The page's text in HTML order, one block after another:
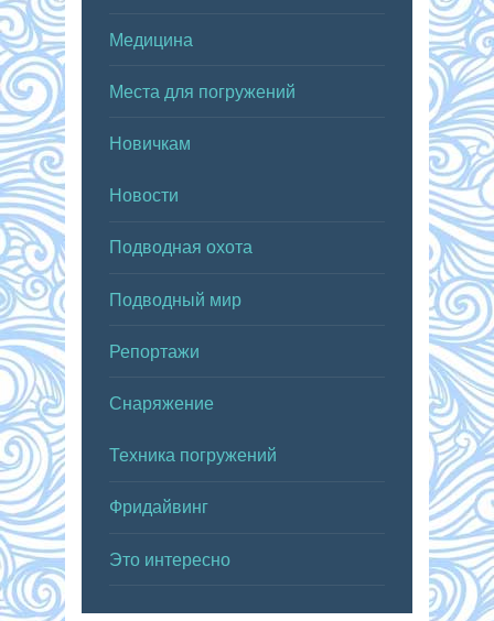
Медицина
Места для погружений
Новичкам
Новости
Подводная охота
Подводный мир
Репортажи
Снаряжение
Техника погружений
Фридайвинг
Это интересно